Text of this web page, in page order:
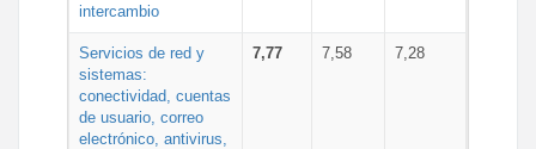
intercambio
Servicios de red y
sistemas:
conectividad, cuentas
de usuario, correo
electrónico, antivirus,
7,77 7,58 7,28